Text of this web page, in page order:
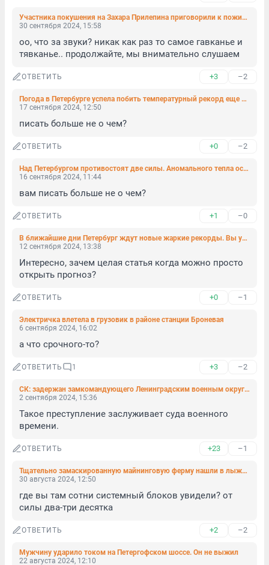
Участника покушения на Захара Прилепина приговорили к пожизненному сроку
30 сентября 2024, 15:58
оо, что за звуки? никак как раз то самое гавканье и
тявканье.. продолжайте, мы внимательно слушаем
ОТВЕТИТЬ +3 –2
Погода в Петербурге успела побить температурный рекорд еще до обеда
17 сентября 2024, 12:50
писать больше не о чем?
ОТВЕТИТЬ +0 –2
Над Петербургом противостоят две силы. Аномального тепла осталось немного
16 сентября 2024, 11:44
вам писать больше не о чем?
ОТВЕТИТЬ +1 –0
В ближайшие дни Петербург ждут новые жаркие рекорды. Вы удивитесь
12 сентября 2024, 13:38
Интересно, зачем целая статья когда можно просто
открыть прогноз?
ОТВЕТИТЬ +0 –1
Электричка влетела в грузовик в районе станции Броневая
6 сентября 2024, 16:02
а что срочного-то?
ОТВЕТИТЬ 1 +3 –2
СК: задержан замкомандующего Ленинградским военным округом Муминджанов
2 сентября 2024, 15:36
Такое преступление заслуживает суда военного
времени.
ОТВЕТИТЬ +23 –1
Тщательно замаскированную майнинговую ферму нашли в лыжном тоннеле на спортивной базе «Кавголово»
30 августа 2024, 12:50
где вы там сотни системный блоков увидели? от
силы два-три десятка
ОТВЕТИТЬ +2 –2
Мужчину ударило током на Петергофском шоссе. Он не выжил
22 августа 2024, 12:10